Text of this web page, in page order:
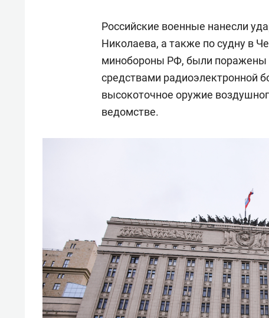
Российские военные нанесли
Николаева, а также по судну в
минобороны РФ, были поражены
средствами радиоэлектронной
высокоточное оружие
ведомстве.